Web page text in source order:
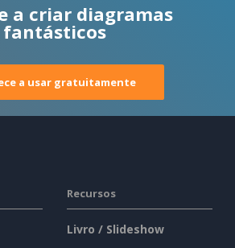
a criar diagramas
fantásticos
a usar gratuitamente
Recursos
Livro / Slideshow